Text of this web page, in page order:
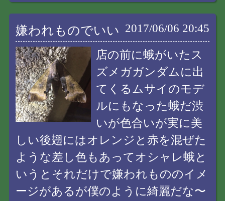
嫌われものでいい 2017/06/06 20:45
店の前に蛾がいたス
ズメガガンダムに出
てくるムサイのモデ
ルにもなった蛾だ渋
いが色合いが実に美
しい後翅にはオレンジと赤を混ぜた
ような差し色もあってオシャレ蛾と
いうとそれだけで嫌われもののイメ
ージがあるが僕のように綺麗だな〜